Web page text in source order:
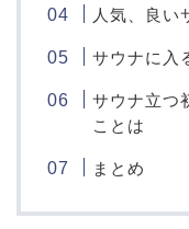
人気、良い
サウナに入
サウナ立つ
ことは
まとめ